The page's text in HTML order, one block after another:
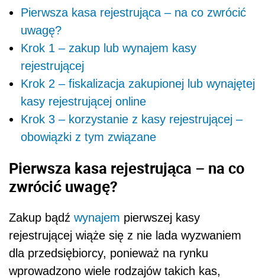
Pierwsza kasa rejestrująca – na co zwrócić
uwagę?
Krok 1 – zakup lub wynajem kasy
rejestrującej
Krok 2 – fiskalizacja zakupionej lub wynajętej
kasy rejestrującej online
Krok 3 – korzystanie z kasy rejestrującej –
obowiązki z tym związane
Pierwsza kasa rejestrująca – na co
zwrócić uwagę?
Zakup bądź wynajem pierwszej kasy
rejestrującej wiąże się z nie lada wyzwaniem
dla przedsiębiorcy, ponieważ na rynku
wprowadzono wiele rodzajów takich kas,